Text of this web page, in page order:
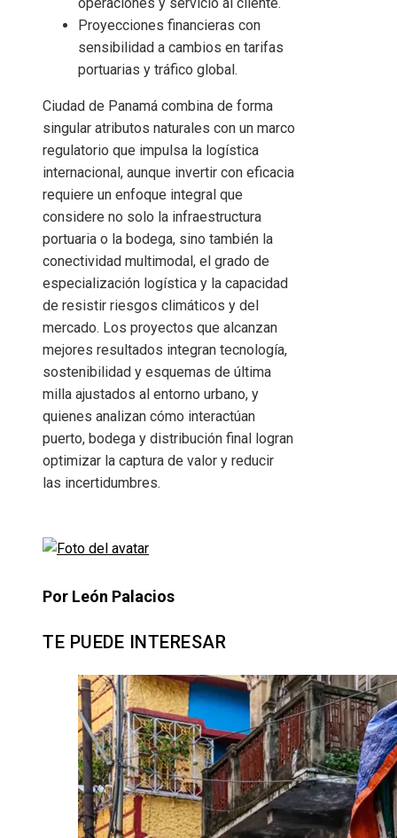
operaciones y servicio al cliente.
Proyecciones financieras con
sensibilidad a cambios en tarifas
portuarias y tráfico global.
Ciudad de Panamá combina de forma
singular atributos naturales con un marco
regulatorio que impulsa la logística
internacional, aunque invertir con eficacia
requiere un enfoque integral que
considere no solo la infraestructura
portuaria o la bodega, sino también la
conectividad multimodal, el grado de
especialización logística y la capacidad
de resistir riesgos climáticos y del
mercado. Los proyectos que alcanzan
mejores resultados integran tecnología,
sostenibilidad y esquemas de última
milla ajustados al entorno urbano, y
quienes analizan cómo interactúan
puerto, bodega y distribución final logran
optimizar la captura de valor y reducir
las incertidumbres.
Por León Palacios
TE PUEDE INTERESAR